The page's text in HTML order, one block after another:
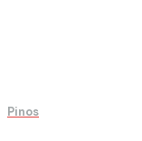
Pinos